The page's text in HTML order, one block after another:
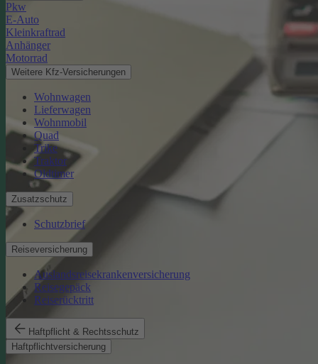
Pkw
E-Auto
Kleinkraftrad
Anhänger
Motorrad
Weitere Kfz-Versicherungen
Wohnwagen
Lieferwagen
Wohnmobil
Quad
Trike
Traktor
Oldtimer
Zusatzschutz
Schutzbrief
Reiseversicherung
Auslandsreisekrankenversicherung
Reisegepäck
Reiserücktritt
Haftpflicht & Rechtsschutz
Haftpflichtversicherung